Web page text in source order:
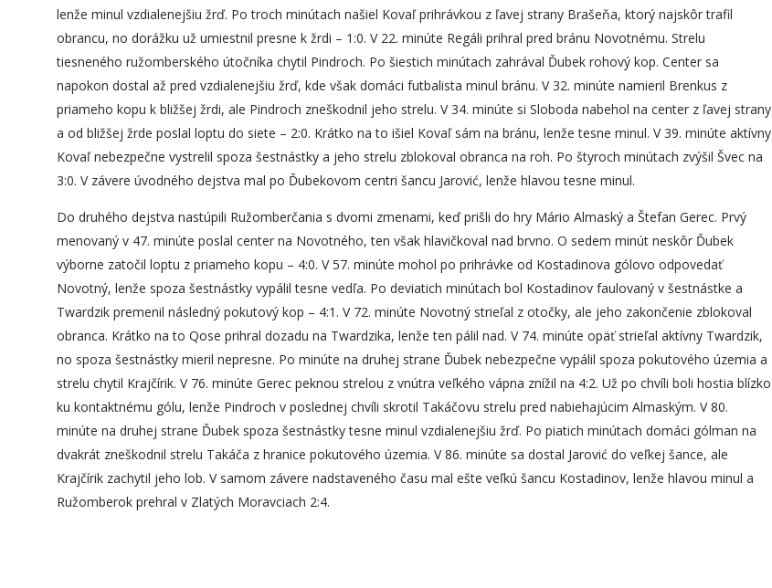
lenže minul vzdialenejšiu žrď. Po troch minútach našiel Kovaľ prihrávkou z ľavej strany Brašeňa, ktorý najskôr trafil
obrancu, no dorážku už umiestnil presne k žrdi – 1:0. V 22. minúte Regáli prihral pred bránu Novotnému. Strelu
tiesneného ružomberského útočníka chytil Pindroch. Po šiestich minútach zahrával Ďubek rohový kop. Center sa
napokon dostal až pred vzdialenejšiu žrď, kde však domáci futbalista minul bránu. V 32. minúte namieril Brenkus z
priameho kopu k bližšej žrdi, ale Pindroch zneškodnil jeho strelu. V 34. minúte si Sloboda nabehol na center z ľavej strany
a od bližšej žrde poslal loptu do siete – 2:0. Krátko na to išiel Kovaľ sám na bránu, lenže tesne minul. V 39. minúte aktívny
Kovaľ nebezpečne vystrelil spoza šestnástky a jeho strelu zblokoval obranca na roh. Po štyroch minútach zvýšil Švec na
3:0. V závere úvodného dejstva mal po Ďubekovom centri šancu Jarović, lenže hlavou tesne minul.
Do druhého dejstva nastúpili Ružomberčania s dvomi zmenami, keď prišli do hry Mário Almaský a Štefan Gerec. Prvý
menovaný v 47. minúte poslal center na Novotného, ten však hlavičkoval nad brvno. O sedem minút neskôr Ďubek
výborne zatočil loptu z priameho kopu – 4:0. V 57. minúte mohol po prihrávke od Kostadinova gólovo odpovedať
Novotný, lenže spoza šestnástky vypálil tesne vedľa. Po deviatich minútach bol Kostadinov faulovaný v šestnástke a
Twardzik premenil následný pokutový kop – 4:1. V 72. minúte Novotný strieľal z otočky, ale jeho zakončenie zblokoval
obranca. Krátko na to Qose prihral dozadu na Twardzika, lenže ten pálil nad. V 74. minúte opäť strieľal aktívny Twardzik,
no spoza šestnástky mieril nepresne. Po minúte na druhej strane Ďubek nebezpečne vypálil spoza pokutového územia a
strelu chytil Krajčírik. V 76. minúte Gerec peknou strelou z vnútra veľkého vápna znížil na 4:2. Už po chvíli boli hostia blízko
ku kontaktnému gólu, lenže Pindroch v poslednej chvíli skrotil Takáčovu strelu pred nabiehajúcim Almaským. V 80.
minúte na druhej strane Ďubek spoza šestnástky tesne minul vzdialenejšiu žrď. Po piatich minútach domáci gólman na
dvakrát zneškodnil strelu Takáča z hranice pokutového územia. V 86. minúte sa dostal Jarović do veľkej šance, ale
Krajčírik zachytil jeho lob. V samom závere nadstaveného času mal ešte veľkú šancu Kostadinov, lenže hlavou minul a
Ružomberok prehral v Zlatých Moravciach 2:4.